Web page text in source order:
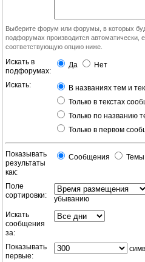
Выберите форум или форумы, в которых
подфорумах производится автоматически,
соответствующую опцию ниже.
Искать в
подфорумах:
Да Нет
Искать:
В названиях тем и
Только в текстах
Только по названию
Только в первом
Показывать
результаты
как:
Сообщения Темы
Поле
сортировки:
убыванию
Искать
сообщения
за:
Показывать
первые: